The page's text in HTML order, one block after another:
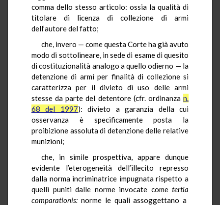
comma dello stesso articolo: ossia la qualità di
titolare di licenza di collezione di armi
dell’autore del fatto;
che, invero — come questa Corte ha già avuto
modo di sottolineare, in sede di esame di quesito
di costituzionalità analogo a quello odierno — la
detenzione di armi per finalità di collezione si
caratterizza per il divieto di uso delle armi
stesse da parte del detentore (cfr. ordinanza n.
68 del 1997): divieto a garanzia della cui
osservanza è specificamente posta la
proibizione assoluta di detenzione delle relative
munizioni;
che, in simile prospettiva, appare dunque
evidente l’eterogeneità dell’illecito represso
dalla norma incriminatrice impugnata rispetto a
quelli puniti dalle norme invocate come tertia
comparationis: norme le quali assoggettano a